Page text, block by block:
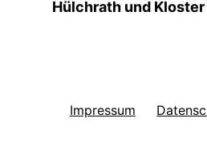
Hülchrath und
Impressum